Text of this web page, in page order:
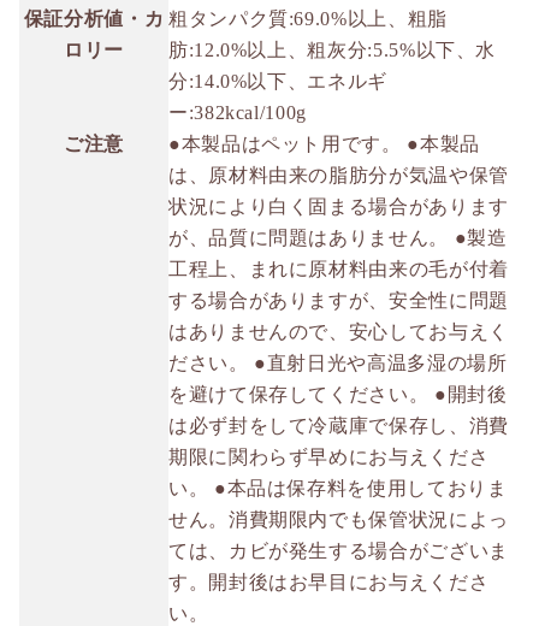
保証分析値・カ
ロリー
粗タンパク質:69.0%以上、粗脂
肪:12.0%以上、粗灰分:5.5%以下、水
分:14.0%以下、エネルギ
ー:382kcal/100g
ご注意
●本製品はペット用です。 ●本製品
は、原材料由来の脂肪分が気温や保管
状況により白く固まる場合があります
が、品質に問題はありません。 ●製造
工程上、まれに原材料由来の毛が付着
する場合がありますが、安全性に問題
はありませんので、安心してお与えく
ださい。 ●直射日光や高温多湿の場所
を避けて保存してください。 ●開封後
は必ず封をして冷蔵庫で保存し、消費
期限に関わらず早めにお与えくださ
い。 ●本品は保存料を使用しておりま
せん。消費期限内でも保管状況によっ
ては、カビが発生する場合がございま
す。開封後はお早目にお与えくださ
い。